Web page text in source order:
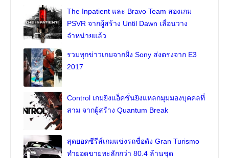
The Inpatient และ Bravo Team สองเกม
PSVR จากผู้สร้าง Until Dawn เลื่อนวาง
จำหน่ายแล้ว
รวมทุกข่าวเกมจากฝั่ง Sony ส่งตรงจาก E3
2017
Control เกมยิงแอ็คชั่นยิงแหลกมุมมองบุคคลที่
สาม จากผู้สร้าง Quantum Break
สุดยอดซีรีส์เกมแข่งรถชื่อดัง Gran Turismo
ทำยอดขายทะลักกว่า 80.4 ล้านชุด